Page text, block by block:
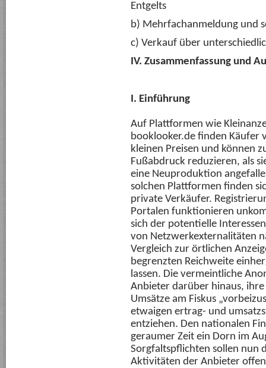
Entgelts
b) Mehrfachanmeldung und
c) Verkauf über
IV. Zusammenfassung und
I. Einführung
Auf Plattformen wie
booklooker.de finden Käufer
kleinen Preisen und können
Fußabdruck reduzieren, als
eine Neuproduktion
solchen Plattformen finden
private Verkäufer.
Portalen funktionieren
sich der potentielle
von Netzwerkexternalitäten
Vergleich zur örtlichen
begrenzten Reichweite
lassen. Die vermeintliche
Anbieter darüber hinaus,
Umsätze am Fiskus
etwaigen ertrag- und
entziehen. Den nationalen
geraumer Zeit ein Dorn im
Sorgfaltspflichten sollen nun
Aktivitäten der Anbieter